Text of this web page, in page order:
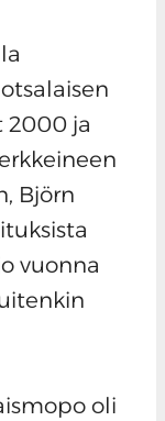
2000 ja
Björn
vuonna
oli